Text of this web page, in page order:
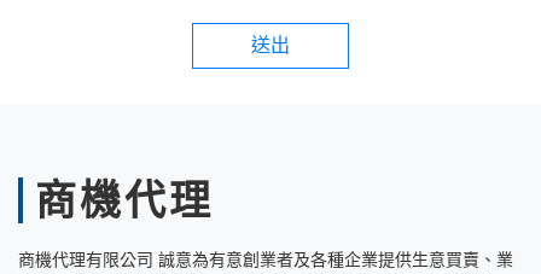
送出
商機代理
商機代理有限公司 誠意為有意創業者及各種企業提供生意買賣、業